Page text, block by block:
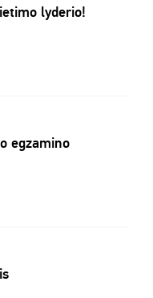
lyderio!
egzamino